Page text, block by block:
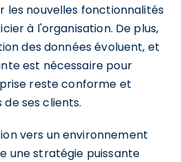
les nouvelles fonctionnalités
à l'organisation. De plus,
des données évoluent, et
est nécessaire pour
reste conforme et
ses clients.
vers un environnement
une stratégie puissante